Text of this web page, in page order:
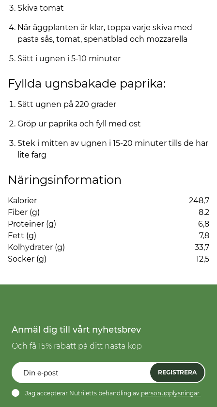
Skiva tomat
När äggplanten är klar, toppa varje skiva med
pasta sås, tomat, spenatblad och mozzarella
Sätt i ugnen i 5-10 minuter
Fyllda ugnsbakade paprika:
Sätt ugnen på 220 grader
Gröp ur paprika och fyll med ost
Stek i mitten av ugnen i 15-20 minuter tills de har
lite färg
Näringsinformation
Kalorier
248,7
Fiber (g)
8.2
Proteiner (g)
6,8
Fett (g)
7,8
Kolhydrater (g)
33,7
Socker (g)
12,5
Anmäl dig till vårt nyhetsbrev
Och få 15% rabatt på ditt nästa köp
REGISTRERA
Jag accepterar Nutriletts behandling av personupplysningar.